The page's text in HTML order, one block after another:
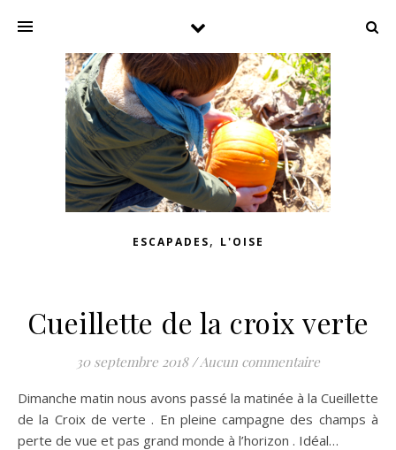
ESCAPADES, L'OISE
Cueillette de la croix verte
30 septembre 2018 /Aucun commentaire
Dimanche matin nous avons passé la matinée à la Cueillette
de la Croix de verte . En pleine campagne des champs à
perte de vue et pas grand monde à l’horizon . Idéal…